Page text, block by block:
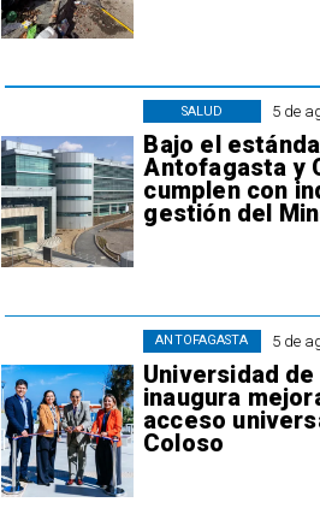
5 de
Bajo el
Antofagasta y
cumplen con
gestión del
SALUD
5 de
Universidad
inaugura
acceso
Coloso
ANTOFAGASTA